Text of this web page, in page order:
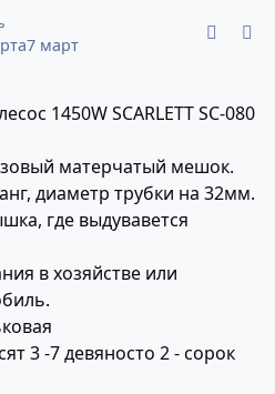
7 март
1450W SCARLETT SC-080
матерчатый мешок.
диаметр трубки на 32мм.
где выдувавется
в хозяйстве или
3 -7 девяносто 2 - сорок